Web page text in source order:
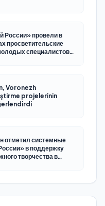
России» провели в
просветительские
специалистов
Voronezh
projelerinin
отметил системные
в поддержку
творчества в